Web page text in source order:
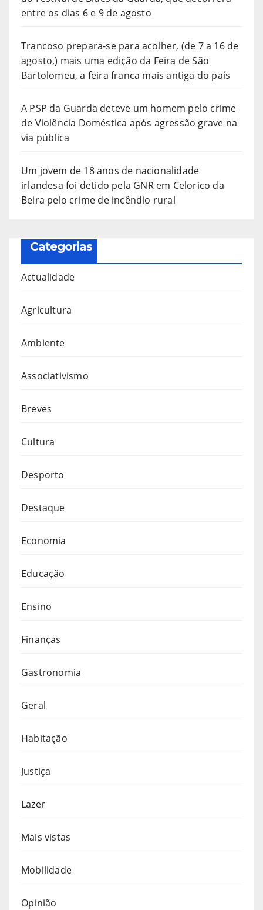
entre os dias 6 e 9 de agosto
Trancoso prepara-se para acolher, (de 7 a 16 de
agosto,) mais uma edição da Feira de São
Bartolomeu, a feira franca mais antiga do país
A PSP da Guarda deteve um homem pelo crime
de Violência Doméstica após agressão grave na
via pública
Um jovem de 18 anos de nacionalidade
irlandesa foi detido pela GNR em Celorico da
Beira pelo crime de incêndio rural
Categorias
Actualidade
Agricultura
Ambiente
Associativismo
Breves
Cultura
Desporto
Destaque
Economia
Educação
Ensino
Finanças
Gastronomia
Geral
Habitação
Justiça
Lazer
Mais vistas
Mobilidade
Opinião